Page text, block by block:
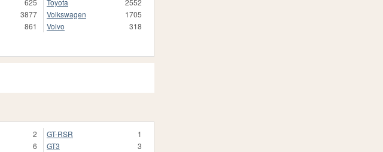
625
3877
861
Toyota
2552
Volkswagen
1705
Volvo
318
2
6
GT-RSR
1
GT3
3